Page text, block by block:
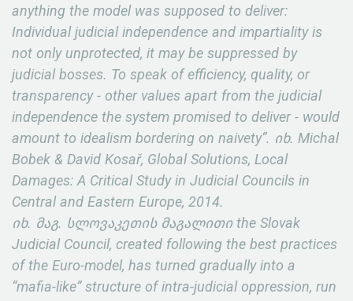
anything the model was supposed to deliver:
Individual judicial independence and impartiality is
not only unprotected, it may be suppressed by
judicial bosses. To speak of efficiency, quality, or
transparency - other values apart from the judicial
independence the system promised to deliver - would
amount to idealism bordering on naivety“. იხ. Michal
Bobek & David Kosař, Global Solutions, Local
Damages: A Critical Study in Judicial Councils in
Central and Eastern Europe, 2014.
იხ. მაგ. სლოვაკეთის მაგალითი the Slovak
Judicial Council, created following the best practices
of the Euro-model, has turned gradually into a
“mafia-like” structure of intra-judicial oppression, run